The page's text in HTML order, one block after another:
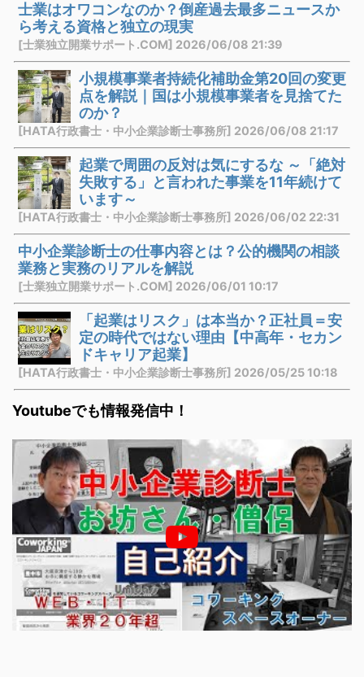
士業はオワコンなのか？倒産過去最多ニュースか
ら考える資格と独立の現実
[士業独立開業サポート.COM] 2026/06/08 21:39
小規模事業者持続化補助金第20回の変更
点を解説｜国は小規模事業者を見捨てた
のか？
[HATA行政書士・中小企業診断士事務所] 2026/06/08 21:17
起業で周囲の反対は気にするな ～「絶対
失敗する」と言われた事業を11年続けて
います～
[HATA行政書士・中小企業診断士事務所] 2026/06/02 22:31
中小企業診断士の仕事内容とは？公的機関の相談
業務と実務のリアルを解説
[士業独立開業サポート.COM] 2026/06/01 10:17
「起業はリスク」は本当か？正社員＝安
定の時代ではない理由【中高年・セカン
ドキャリア起業】
[HATA行政書士・中小企業診断士事務所] 2026/05/25 10:18
Youtubeでも情報発信中！